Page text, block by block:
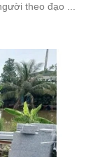
theo đạo ...